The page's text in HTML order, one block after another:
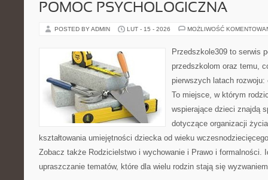
POMOC PSYCHOLOGICZNA
POSTED BY ADMIN LUT - 15 - 2026 MOŻLIWOŚĆ
Przedszkole309 to serwis
przedszkolom oraz temu,
pierwszych latach
To miejsce, w którym
wspierające dzieci znajdą
dotyczące organizacji
kształtowania umiejętności dziecka od wieku
Zobacz także Rodzicielstwo i wychowanie i Prawo i formalności.
upraszczanie tematów, które dla wielu rodzin stają się